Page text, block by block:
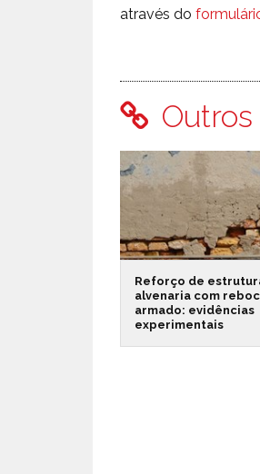
através do
Reforço de
alvenaria com
armado: evidências
experimentais